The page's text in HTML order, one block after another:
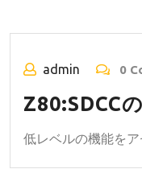
admin 0
Z80:SDCC
低レベルの機能を